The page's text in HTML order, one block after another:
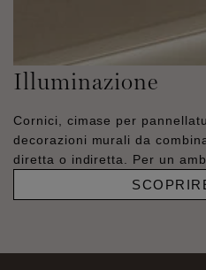
Illuminazione
Cornici, cimase per
decorazioni murali da
diretta o indiretta. Per un